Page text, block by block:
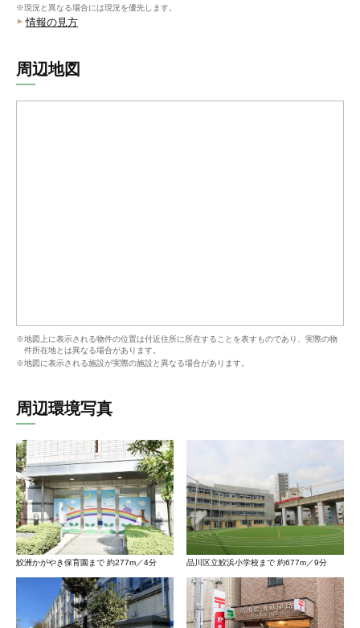
※現況と異なる場合には現況を優先します。
情報の見方
周辺地図
※地図上に表示される物件の位置は付近住所に所在することを表すものであり、実際の物
件所在地とは異なる場合があります。
※地図に表示される施設が実際の施設と異なる場合があります。
周辺環境写真
鮫洲かがやき保育園まで 約277m／4分 品川区立鮫浜小学校まで 約677m／9分